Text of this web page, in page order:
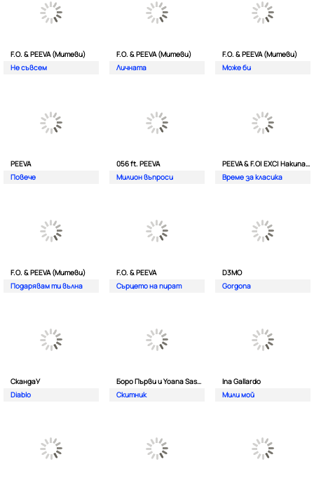
F.O. & PEEVA (Митеви)
Не съвсем
F.O. & PEEVA (Митеви)
Личната
F.O. & PEEVA (Митеви)
Мoже би
PEEVA
Повече
056 ft. PEEVA
Милион въпроси
PEEVA & F.O| EXC| Hakunata ft. Tri'o Quatro
Време за класика
F.O. & PEEVA (Митеви)
Подарявам ти вълна
F.O. & PEEVA
Сърцето на пират
D3MO
Gorgona
СкандаУ
Diablo
Боро Първи и Yoana Sashova
Скитник
Ina Gallardo
Мили мой